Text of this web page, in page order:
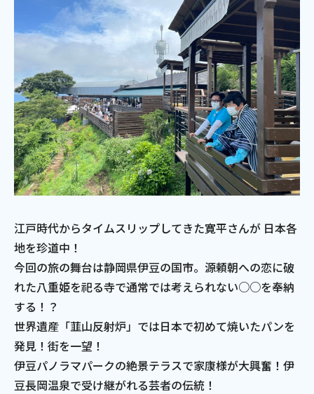
江戸時代からタイムスリップしてきた寛平さんが 日本各
地を珍道中！
今回の旅の舞台は静岡県伊豆の国市。源頼朝への恋に破
れた八重姫を祀る寺で通常では考えられない○○を奉納
する！？
世界遺産「韮山反射炉」では日本で初めて焼いたパンを
発見！街を一望！
伊豆パノラマパークの絶景テラスで家康様が大興奮！伊
豆長岡温泉で受け継がれる芸者の伝統！